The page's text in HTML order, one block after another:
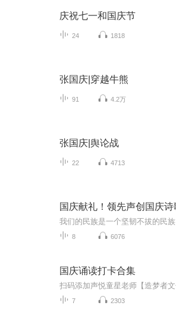
庆祝七一和国庆节
24 1818
张国庆|穿越牛熊
91 4.2万
张国庆|舆论战
22 4713
国庆献礼！领先声创国庆诗
8 6076
国庆诵读打卡合集
7 2303